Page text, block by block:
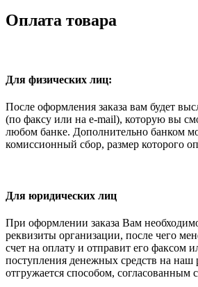
Оплата товара
Для физических лиц:
После оформления заказа вам будет
(по факсу или на e-mail), которую вы
любом банке. Дополнительно банком
комиссионный сбор, размер которого
Для юридических лиц
При оформлении заказа Вам
реквизиты организации, после чего
счет на оплату и отправит его факсом
поступления денежных средств на наш
отгружается способом, согласованным